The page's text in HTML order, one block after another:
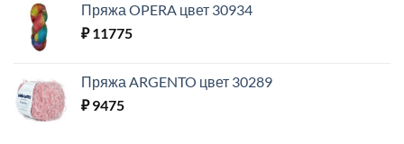
Пряжа OPERA цвет 30934
₽11775
Пряжа ARGENTO цвет 30289
₽9475